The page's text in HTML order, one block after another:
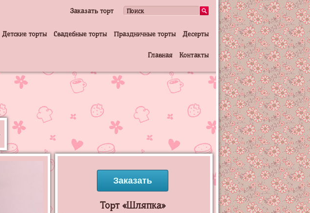
Заказать торт
Детские торты Свадебные торты Праздничные торты Десерты
Главная Контакты
Заказать
Торт «Шляпка»